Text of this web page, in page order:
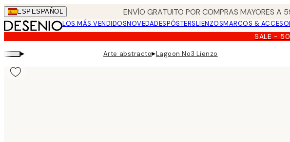
Skip
to
main
content.
ESP ESPAÑOL ENVÍO GRATUITO POR COMPRAS MAYORES A
LOS MÁS VENDIDOSNOVEDADESPÓSTERSLIENZOSMARCOS &
SALE -
▸ Arte abstracto▸Lagoon No3 Lienzo